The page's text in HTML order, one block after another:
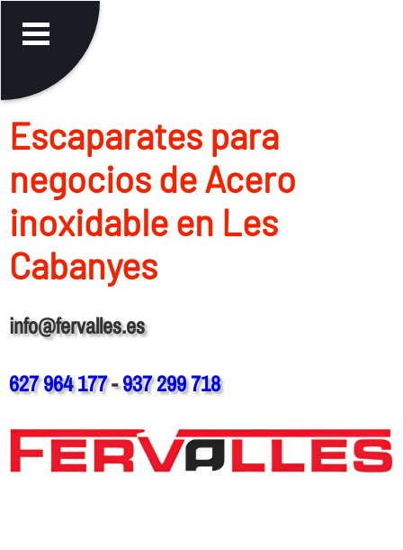
Escaparates para
negocios de Acero
inoxidable en Les
Cabanyes
info@fervalles.es
627 964 177-937 299 718